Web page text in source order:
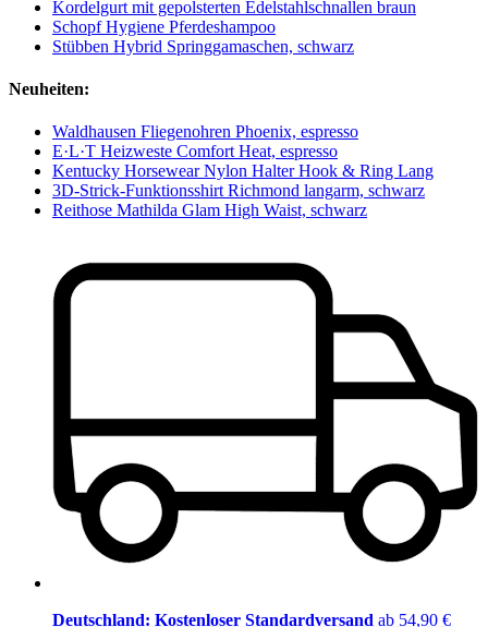
Kordelgurt mit gepolsterten Edelstahlschnallen braun
Schopf Hygiene Pferdeshampoo
Stübben Hybrid Springgamaschen, schwarz
Neuheiten:
Waldhausen Fliegenohren Phoenix, espresso
E·L·T Heizweste Comfort Heat, espresso
Kentucky Horsewear Nylon Halter Hook & Ring Lang
3D-Strick-Funktionsshirt Richmond langarm, schwarz
Reithose Mathilda Glam High Waist, schwarz
Deutschland: Kostenloser Standardversand ab 54,90 €